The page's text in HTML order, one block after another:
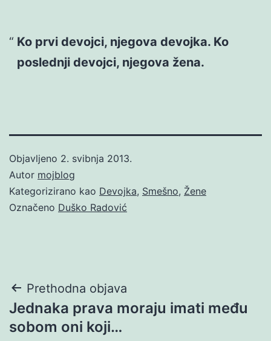
Ko prvi devojci, njegova devojka. Ko
poslednji devojci, njegova žena.
Objavljeno 2. svibnja 2013.
Autor mojblog
Kategorizirano kao Devojka, Smešno, Žene
Označeno Duško Radović
Navigacija
objava
Prethodna objava
Jednaka prava moraju imati među
sobom oni koji…